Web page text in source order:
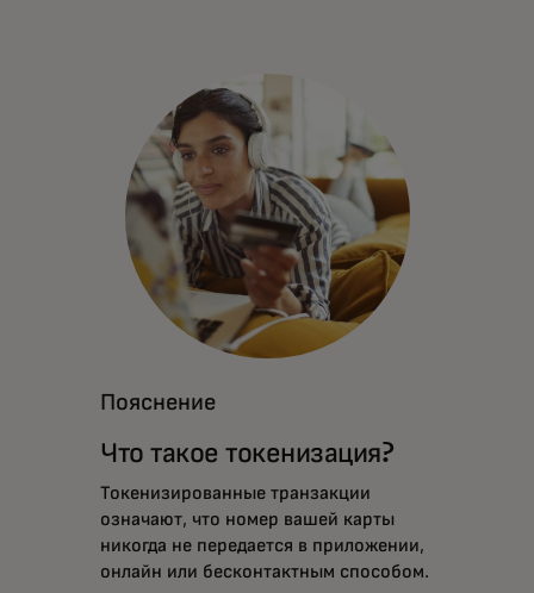
Пояснение
Что такое токенизация?
Токенизированные транзакции
означают, что номер вашей карты
никогда не передается в приложении,
онлайн или бесконтактным способом.